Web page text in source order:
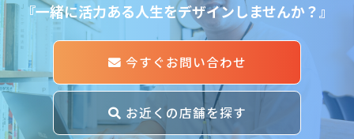
『一緒に活力ある人生をデザインしませんか？』
今すぐお問い合わせ
お近くの店舗を探す